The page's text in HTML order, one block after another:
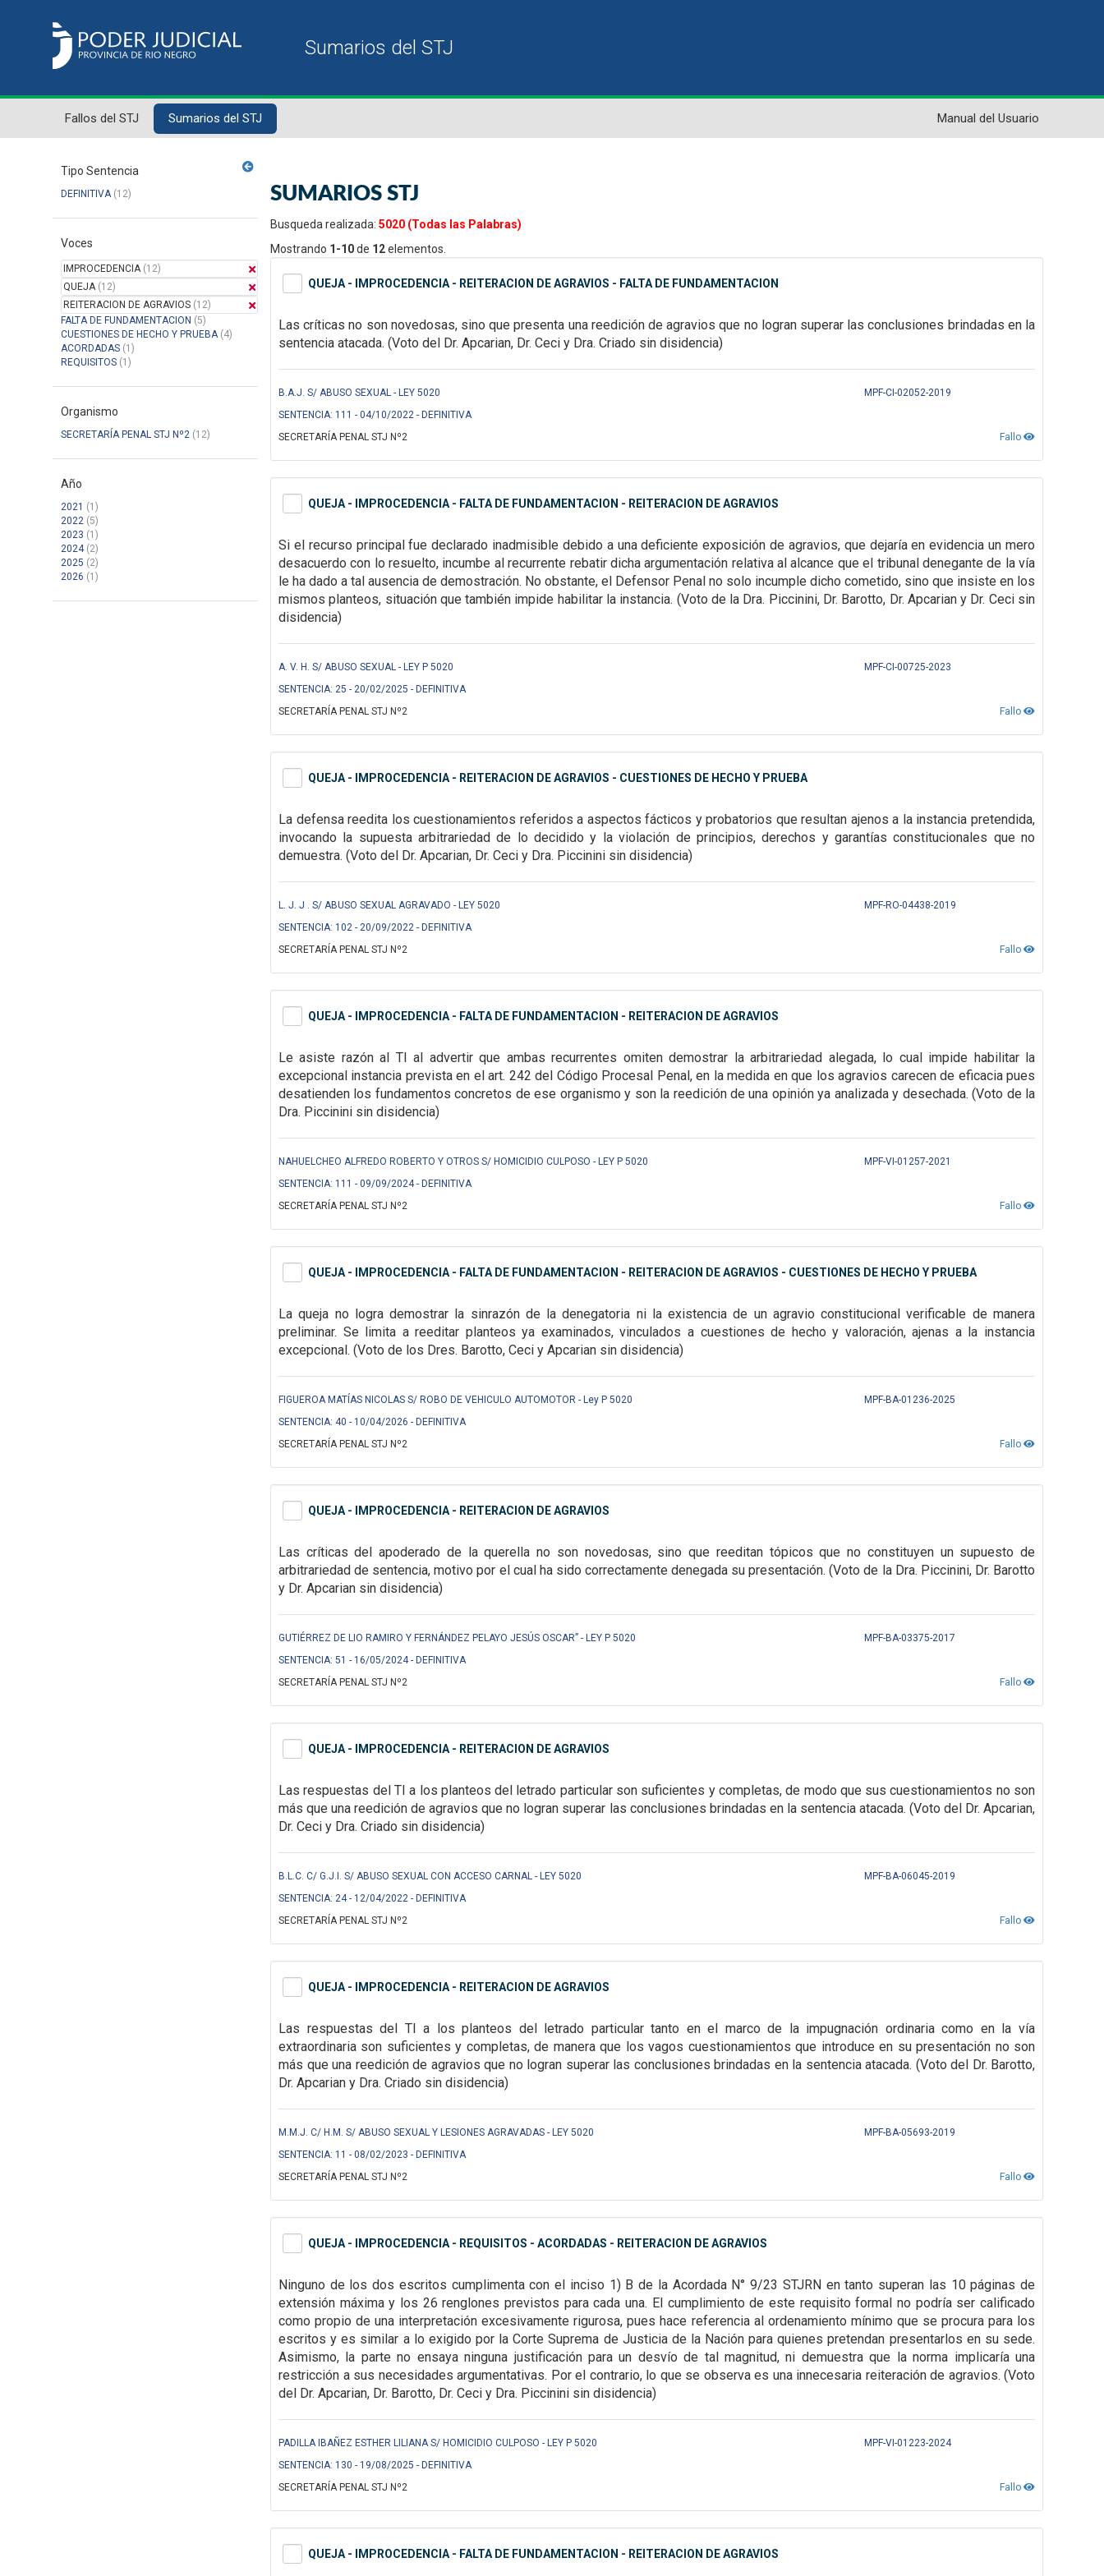
Fallos del STJ Sumarios del STJ Manual del Usuario
Tipo Sentencia
DEFINITIVA(12)
Voces
IMPROCEDENCIA(12)
QUEJA(12)
REITERACION DE AGRAVIOS (12)
FALTA DE FUNDAMENTACION (5)
CUESTIONES DE HECHO Y PRUEBA(4)
ACORDADAS (1)
REQUISITOS (1)
Organismo
SECRETARÍA PENAL STJ Nº2 (12)
Año
2021 (1)
2022 (5)
2023 (1)
2024(2)
2025 (2)
2026 (1)
SUMARIOS STJ
Busqueda realizada: 5020 (Todas las Palabras)
Mostrando 1-10de 12elementos.
QUEJA - IMPROCEDENCIA - REITERACION DE AGRAVIOS - FALTA DE FUNDAMENTACION
Las críticas no son novedosas, sino que presenta una reedición de agravios que no logran superar lasconclusiones brindadas en la
sentencia atacada. (Voto del Dr. Apcarian, Dr. Ceci y Dra. Criado sin disidencia)
B.A.J. S/ ABUSO SEXUAL - LEY 5020
MPF-CI-02052-2019
SENTENCIA: 111 - 04/10/2022 - DEFINITIVA
Fallo
SECRETARÍA PENAL STJ Nº2
QUEJA - IMPROCEDENCIA - FALTA DE FUNDAMENTACION - REITERACION DE AGRAVIOS
Si el recurso principal fue declarado inadmisible debido a unadeficiente exposición de agravios, que dejaría en evidencia un mero
desacuerdo con loresuelto, incumbe al recurrente rebatir dicha argumentación relativa al alcance que el tribunal denegante de la vía
le ha dado a tal ausencia de demostración. No obstante, el Defensor Penal no solo incumple dicho cometido, sino que insiste en los
mismos planteos, situación que también impide habilitar la instancia. (Voto de la Dra. Piccinini, Dr. Barotto, Dr. Apcarian y Dr. Ceci sin
disidencia)
A. V. H. S/ ABUSO SEXUAL - LEY P 5020
MPF-CI-00725-2023
SENTENCIA: 25 - 20/02/2025 - DEFINITIVA
Fallo
SECRETARÍA PENAL STJ Nº2
QUEJA - IMPROCEDENCIA - REITERACION DE AGRAVIOS - CUESTIONES DE HECHO Y PRUEBA
La defensa reedita los cuestionamientos referidos a aspectos fácticos y probatorios que resultan ajenos a la instancia pretendida,
invocando la supuesta arbitrariedad de lo decidido y laviolación de principios, derechos y garantías constitucionales que no
demuestra. (Voto del Dr. Apcarian, Dr. Ceci y Dra. Piccinini sin disidencia)
L. J. J . S/ ABUSO SEXUAL AGRAVADO - LEY 5020
MPF-RO-04438-2019
SENTENCIA: 102 - 20/09/2022 - DEFINITIVA
Fallo
SECRETARÍA PENAL STJ Nº2
QUEJA - IMPROCEDENCIA - FALTA DE FUNDAMENTACION - REITERACION DE AGRAVIOS
Le asiste razón al TI al advertir que ambas recurrentes omiten demostrar la arbitrariedad alegada, lo cual impide habilitar la
excepcional instancia prevista en el art. 242 del Código Procesal Penal, en la medida en que los agravios carecen de eficacia pues
desatienden los fundamentos concretos de ese organismo y son la reedición de una opinión ya analizada y desechada. (Voto de la
Dra. Piccinini sin disidencia)
NAHUELCHEO ALFREDO ROBERTO Y OTROS S/ HOMICIDIO CULPOSO - LEY P 5020
MPF-VI-01257-2021
SENTENCIA: 111 - 09/09/2024 - DEFINITIVA
Fallo
SECRETARÍA PENAL STJ Nº2
QUEJA - IMPROCEDENCIA - FALTA DE FUNDAMENTACION - REITERACION DE AGRAVIOS - CUESTIONES DE HECHO Y PRUEBA
La queja no logra demostrar la sinrazón de la denegatoria ni la existencia de un agravio constitucional verificable de manera
preliminar. Se limita a reeditar planteos ya examinados, vinculados a cuestiones de hecho y valoración, ajenas a la instancia
excepcional. (Voto de los Dres. Barotto, Ceci y Apcarian sin disidencia)
FIGUEROA MATÍAS NICOLAS S/ ROBO DE VEHICULO AUTOMOTOR - Ley P 5020
MPF-BA-01236-2025
SENTENCIA: 40 - 10/04/2026 - DEFINITIVA
Fallo
SECRETARÍA PENAL STJ Nº2
QUEJA - IMPROCEDENCIA - REITERACION DE AGRAVIOS
Las críticas del apoderado de la querella no son novedosas, sino que reeditan tópicos que no constituyen un supuesto de
arbitrariedad de sentencia, motivo por el cual ha sido correctamente denegada su presentación.(Voto de la Dra. Piccinini, Dr. Barotto
y Dr. Apcarian sin disidencia)
GUTIÉRREZ DE LIO RAMIRO Y FERNÁNDEZ PELAYO JESÚS OSCAR” - LEY P 5020
MPF-BA-03375-2017
SENTENCIA: 51 - 16/05/2024 - DEFINITIVA
Fallo
SECRETARÍA PENAL STJ Nº2
QUEJA - IMPROCEDENCIA - REITERACION DE AGRAVIOS
Las respuestas del TI a los planteos del letrado particular son suficientes y completas, de modo que sus cuestionamientos no son
más que una reedición deagravios que no logran superar las conclusiones brindadas en la sentencia atacada. (Voto del Dr. Apcarian,
Dr. Ceci y Dra. Criado sin disidencia)
B.L.C. C/ G.J.I. S/ ABUSO SEXUAL CON ACCESO CARNAL - LEY 5020
MPF-BA-06045-2019
SENTENCIA: 24 - 12/04/2022 - DEFINITIVA
Fallo
SECRETARÍA PENAL STJ Nº2
QUEJA - IMPROCEDENCIA - REITERACION DE AGRAVIOS
Las respuestas del TI a los planteos del letrado particulartanto en el marco de la impugnación ordinaria como en la vía
extraordinaria son suficientes y completas, de manera que los vagos cuestionamientos que introduce en su presentación no son
más que una reedición de agravios que no logran superar las conclusiones brindadas en la sentencia atacada. (Voto del Dr. Barotto,
Dr. Apcarian y Dra. Criado sin disidencia)
M.M.J. C/ H.M. S/ ABUSO SEXUAL Y LESIONES AGRAVADAS - LEY 5020
MPF-BA-05693-2019
SENTENCIA: 11 - 08/02/2023 - DEFINITIVA
Fallo
SECRETARÍA PENAL STJ Nº2
QUEJA - IMPROCEDENCIA - REQUISITOS - ACORDADAS - REITERACION DE AGRAVIOS
Ninguno de los dos escritos cumplimenta con el inciso 1) B de la Acordada N° 9/23 STJRN en tanto superan las 10 páginas de
extensión máxima y los 26renglones previstos para cada una. El cumplimiento de este requisito formal no podría sercalificado
como propio de una interpretación excesivamente rigurosa, pues hace referencia al ordenamiento mínimo que se procura para los
escritos y es similar a lo exigido por la CorteSuprema de Justicia de la Nación para quienes pretendan presentarlos en su sede.
Asimismo, la parte no ensaya ninguna justificación para un desvío de tal magnitud, ni demuestra que lanorma implicaría una
restricción a sus necesidades argumentativas. Por el contrario, lo que se observa es una innecesaria reiteración de agravios. (Voto
del Dr. Apcarian, Dr. Barotto, Dr. Ceci y Dra. Piccinini sin disidencia)
PADILLA IBAÑEZ ESTHER LILIANA S/ HOMICIDIO CULPOSO - LEY P 5020
MPF-VI-01223-2024
SENTENCIA: 130 - 19/08/2025 - DEFINITIVA
Fallo
SECRETARÍA PENAL STJ Nº2
QUEJA - IMPROCEDENCIA - FALTA DE FUNDAMENTACION - REITERACION DE AGRAVIOS